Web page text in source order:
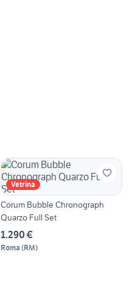
Vetrina
Corum Bubble Chronograph
Quarzo Full Set
1.290 €
Roma (RM)